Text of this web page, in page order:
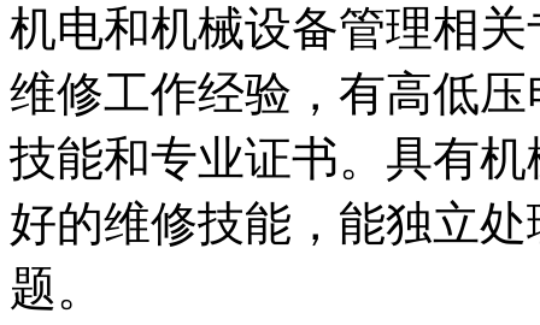
机电和机械设备管理相
维修工作经验，有高低
技能和专业证书。具有
好的维修技能，能独立
题。